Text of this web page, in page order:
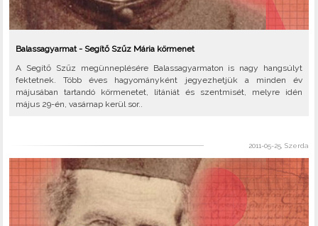
Balassagyarmat - Segítő Szűz Mária körmenet
A Segítő Szűz megünneplésére Balassagyarmaton is nagy hangsúlyt
fektetnek. Több éves hagyományként jegyezhetjük a minden év
májusában tartandó körmenetet, litániát és szentmisét, melyre idén
május 29-én, vasárnap kerül sor..
2011-05-25, Szerda